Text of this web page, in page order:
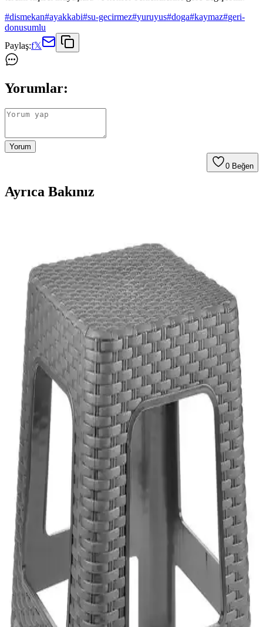
#dismekan#ayakkabi#su-gecirmez#yuruyus#doga#kaymaz#geri-
donusumlu
Paylaş:f𝕏
Yorumlar:
Yorum
0 Beğen
Ayrıca Bakınız
Karşılaştırması ve Özellikleri
İki Pufumo Deri Armut Koltuk modeli, farklı kumaş ve
tasarımlarıyla iç ve dış mekanlara şık ve konforlu seçenekler
sunuyor. Detaylar ve kullanıcı yorumlarıyla ihtiyaçlarınıza uygun
olanı seçin.
Mandella Zeugma 70x120 Golf Koltuk ve Masa
Takımı: Estetik ve Dayanıklı Dış Mekan Mobilyası
Mandella Zeugma 70x120 Golf Koltuk ve masa takımı, dayanıklı
malzeme ve şık tasarımıyla iç ve dış mekanlarda ideal kullanım
sunar, uzun ömür ve kolay bakım sağlar.
Cata CT-8024 Şarj Edilebilir LED El Feneri Günlük
ve Dış Mekan Kullanımı İçin Uygun
Cata CT-8024 şarj edilebilir LED el feneri, hafif ve dayanıklı
tasarımıyla farklı ortamlar için ideal, çok modlu ve suya dayanıklı
özellikleriyle güvenilir aydınlatma sağlar.
İç ve Dış Mekan Kullanımı İçin Kapı Paspası
Karşılaştırması ve Seçim Rehberi
İç ve dış mekanlar için paspas seçeneklerini karşılaştırıyoruz.
Malzeme, boyut, tasarım ve temizlik özellikleriyle en uygun paspası
seçmenize yardımcı oluyoruz.
Nakra Home Katlanabilir 4 Katlı Tekerlekli Plastik
Dolap: Çok Amaçlı ve Modern Depolama Çözümü
Nakra Home katlanabilir 4 katlı tekerlekli plastik dolap, dayanıklı
malzemesi ve çok yönlü kullanımıyla ev ve ofislerde düzen sağlar,
alan tasarrufu ve estetik sunar.